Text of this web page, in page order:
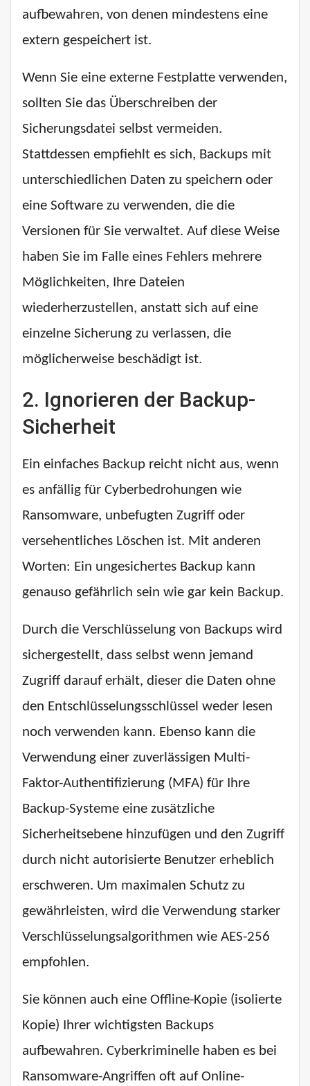
aufbewahren, von denen mindestens eine
extern gespeichert ist.
Wenn Sie eine externe Festplatte verwenden,
sollten Sie das Überschreiben der
Sicherungsdatei selbst vermeiden.
Stattdessen empfiehlt es sich, Backups mit
unterschiedlichen Daten zu speichern oder
eine Software zu verwenden, die die
Versionen für Sie verwaltet. Auf diese Weise
haben Sie im Falle eines Fehlers mehrere
Möglichkeiten, Ihre Dateien
wiederherzustellen, anstatt sich auf eine
einzelne Sicherung zu verlassen, die
möglicherweise beschädigt ist.
2. Ignorieren der Backup-
Sicherheit
Ein einfaches Backup reicht nicht aus, wenn
es anfällig für Cyberbedrohungen wie
Ransomware, unbefugten Zugriff oder
versehentliches Löschen ist. Mit anderen
Worten: Ein ungesichertes Backup kann
genauso gefährlich sein wie gar kein Backup.
Durch die Verschlüsselung von Backups wird
sichergestellt, dass selbst wenn jemand
Zugriff darauf erhält, dieser die Daten ohne
den Entschlüsselungsschlüssel weder lesen
noch verwenden kann. Ebenso kann die
Verwendung einer zuverlässigen Multi-
Faktor-Authentifizierung (MFA) für Ihre
Backup-Systeme eine zusätzliche
Sicherheitsebene hinzufügen und den Zugriff
durch nicht autorisierte Benutzer erheblich
erschweren. Um maximalen Schutz zu
gewährleisten, wird die Verwendung starker
Verschlüsselungsalgorithmen wie AES-256
empfohlen.
Sie können auch eine Offline-Kopie (isolierte
Kopie) Ihrer wichtigsten Backups
aufbewahren. Cyberkriminelle haben es bei
Ransomware-Angriffen oft auf Online-